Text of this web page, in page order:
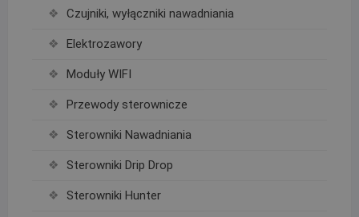
Czujniki, wyłączniki nawadniania
Elektrozawory
Moduły WIFI
Przewody sterownicze
Sterowniki Nawadniania
Sterowniki Drip Drop
Sterowniki Hunter